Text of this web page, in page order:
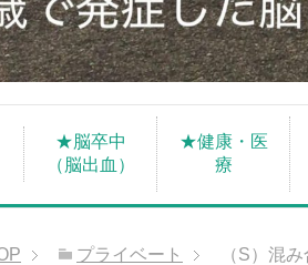
★脳卒中
（脳出血）
★健康・医
療
プライベート （S）混